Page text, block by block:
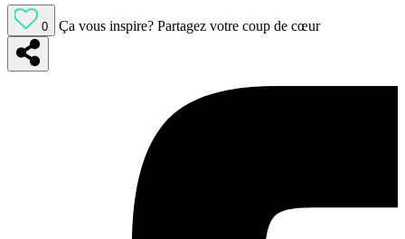
0 Ça vous inspire? Partagez votre coup de cœur